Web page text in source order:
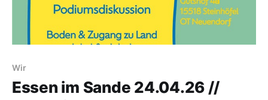
Wir
Essen im Sande 24.04.26 //